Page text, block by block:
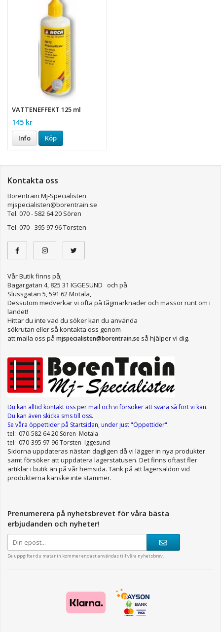
VATTENEFFEKT 125 ml
145 kr
Info Köp
Kontakta oss
Borentrain Mj-Specialisten
mjspecialisten@borentrain.se
Tel. 070 - 582 64 20 Sören
Tel. 070 - 395 97 96 Torsten
Vår Butik finns på;
Bagargatan 4, 825 31 IGGESUND och på
Slussgatan 5, 591 62 Motala,
Dessutom medverkar vi ofta på tågmarknader och mässor runt om i
landet!
Hittar du inte vad du söker kan du använda
sökrutan eller så kontakta oss genom
att maila oss på mjspecialisten@borentrain.se så hjälper vi dig.
Du kan alltid kontakt oss per mail och vi försöker att svara så fort vi kan.
Du kan även skicka sms till oss.
Se våra öppettiderpå Startsidan, under just "Öppettider".
tel: 070-582 64 20 Sören Motala
tel: 070-395 97 96 Torsten Iggesund
Sidorna uppdateras nästan dagligen då vi lägger in nya produkter
samt försöker att uppdatera lagerstatusen. Det finns oftast fler
artiklar i butik än på vår hemsida. Tänk på att lagersaldon vid
produkterna kanske inte stämmer.
Prenumerera på nyhetsbrevet för våra bästa
erbjudanden och nyheter!
De uppgifter du matar in kommer endast användas till våra nyhetsbrev.